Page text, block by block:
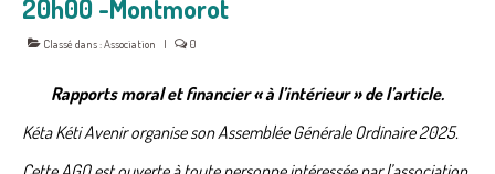
PRESENTATION
STATUTS – FLYERS
LA PRESSE ET L’ASSOCIATION
20h00 -Montmorot
Classé dans :Association | 0
Rapports moral et financier « à l’intérieur » de l’article.
Kéta Kéti Avenir organise son Assemblée Générale Ordinaire 2025.